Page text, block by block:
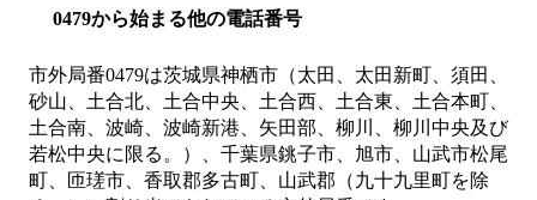
0479から始まる他の電話番号
市外局番0479は茨城県神栖市（太田、太田新町、須田、
砂山、土合北、土合中央、土合西、土合東、土合本町、
土合南、波崎、波崎新港、矢田部、柳川、柳川中央及び
若松中央に限る。）、千葉県銚子市、旭市、山武市松尾
町、匝瑳市、香取郡多古町、山武郡（九十九里町を除